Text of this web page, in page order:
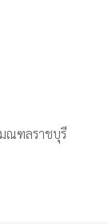
ณฑลราชบุรี